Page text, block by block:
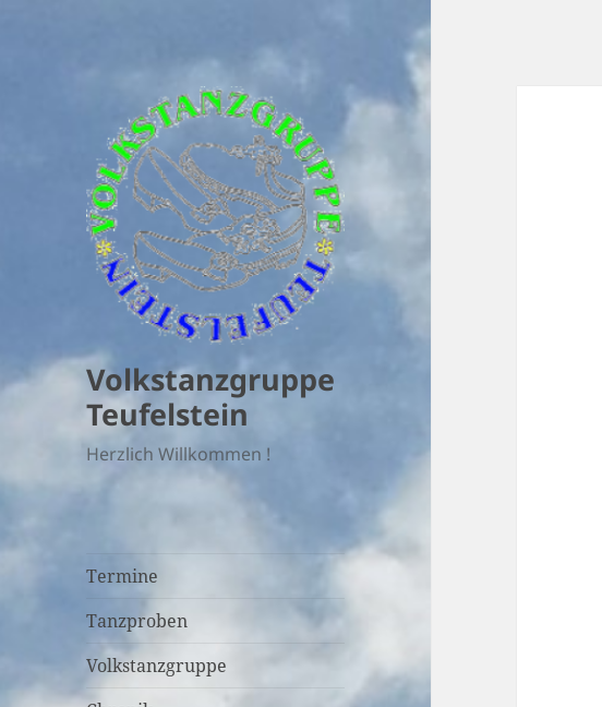
Volkstanzgruppe
Teufelstein
Herzlich Willkommen !
Termine
Tanzproben
Volkstanzgruppe